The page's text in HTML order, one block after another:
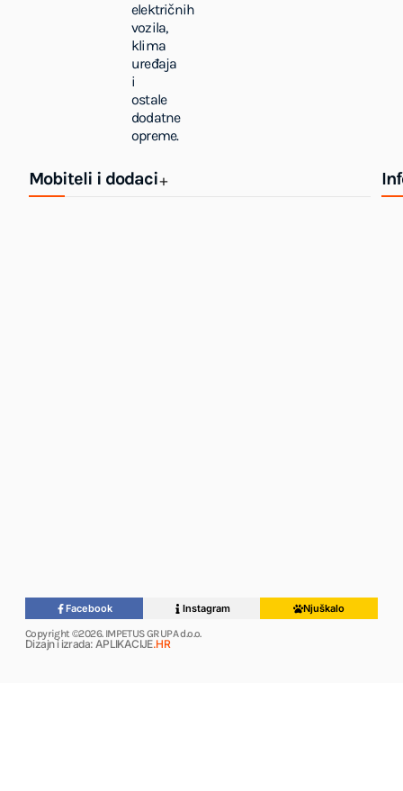
električnih
vozila,
klima
uređaja
i
ostale
dodatne
opreme.
Facebook Instagram
Njuškalo
Copyright ©2026. IMPETUS GRUPA d.o.o.
Dizajn i izrada: APLIKACIJE.HR
Mobiteli i dodaci+